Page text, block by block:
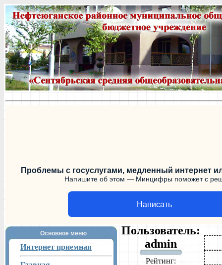
Проблемы с госуслугами, медленный интернет
Напишите об этом — Минцифры поможет с
Написать
Основное меню
Интернет приемная
Пользователь:
admin
Рейтинг: